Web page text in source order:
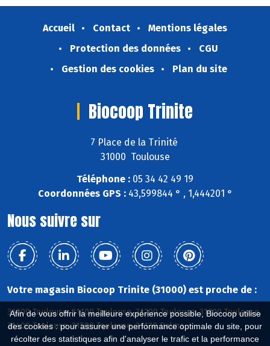
Afin de vous offrir la meilleure expérience possible, Biocoop utilise
des cookies : pour assurer une performance optimale du site, pour
récolter des statistiques afin d'analyser le trafic et la performance
Accueil Contact
Mentions légales
Protection des données
CGU
Gestion des cookies
Plan du site
Biocoop Trinite
7 Place de la Trinité
31000 Toulouse
Téléphone : 05 34 42 49 19
Coordonnées GPS :43,599844 ° , 1,444201 °
Nous suivre sur
Votre magasin Biocoop Trinite (31000) est proche de :
31000 Toulouse, 31100 Toulouse, 31200 Toulouse, 31300 Toulouse,
31400 Toulouse, 31500 Toulouse, 31130 Balma